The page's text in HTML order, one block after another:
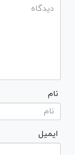
نام
ایمیل